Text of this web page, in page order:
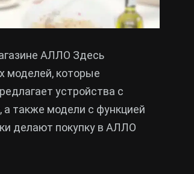
АЛЛО Здесь
моделей, которые
устройства с
а также модели с функцией
делают покупку в АЛЛО